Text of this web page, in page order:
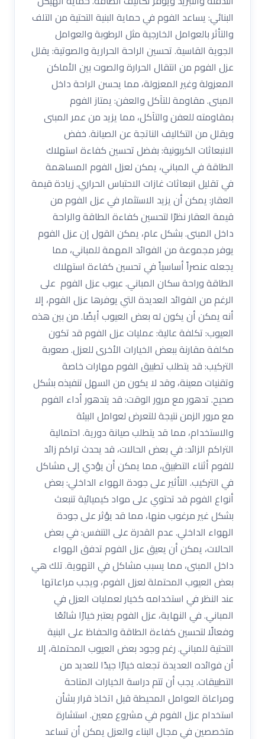
البنائي: يساعد الفوم في حماية البنية التحتية من التلف
والتأثر بالعوامل الخارجية مثل الرطوبة والعوامل
الجوية القاسية. تحسين الراحة الحرارية والصوتية: يقلل
عزل الفوم من انتقال الحرارة والصوت بين الأماكن
المعزولة وغير المعزولة، مما يحسن الراحة داخل
المبنى. مقاومة للتآكل والعفن: يمتاز الفوم
بمقاومته للعفن والتآكل، مما يزيد من عمر المبنى
ويقلل من التكاليف الناتجة عن الصيانة. خفض
الانبعاثات الكربونية: بفضل تحسين كفاءة استهلاك
الطاقة في المباني، يمكن لعزل الفوم المساهمة
في تقليل انبعاثات غازات الاحتباس الحراري. زيادة قيمة
العقار: يمكن أن يزيد الاستثمار في عزل الفوم من
قيمة العقار نظرًا لتحسين كفاءة الطاقة والراحة
داخل المبنى. بشكل عام، يمكن القول إن عزل الفوم
يوفر مجموعة من الفوائد المهمة للمباني، مما
يجعله عنصراً أساسياً في تحسين كفاءة استهلاك
الطاقة وراحة سكان المباني. عيوب عزل الفوم على
الرغم من الفوائد العديدة التي يوفرها عزل الفوم، إلا
أنه يمكن أن يكون له بعض العيوب أيضًا. من بين هذه
العيوب: تكلفة عالية: عمليات عزل الفوم قد تكون
مكلفة مقارنة ببعض الخيارات الأخرى للعزل. صعوبة
التركيب: قد يتطلب تطبيق الفوم مهارات خاصة
وتقنيات معينة، وقد لا يكون من السهل تنفيذه بشكل
صحيح. تدهور مع مرور الوقت: قد يتدهور أداء الفوم
مع مرور الزمن نتيجة للتعرض لعوامل البيئة
والاستخدام، مما قد يتطلب صيانة دورية. احتمالية
التراكم الزائد: في بعض الحالات، قد يحدث تراكم زائد
للفوم أثناء التطبيق، مما يمكن أن يؤدي إلى مشاكل
في التركيب. التأثير على جودة الهواء الداخلي: بعض
أنواع الفوم قد تحتوي على مواد كيميائية تنبعث
بشكل غير مرغوب منها، مما قد يؤثر على جودة
الهواء الداخلي. عدم القدرة على التنفس: في بعض
الحالات، يمكن أن يعيق عزل الفوم تدفق الهواء
داخل المبنى، مما يسبب مشاكل في التهوية. تلك هي
بعض العيوب المحتملة لعزل الفوم، ويجب مراعاتها
عند النظر في استخدامه كخيار لعمليات العزل في
المباني. في النهاية، عزل الفوم يعتبر خيارًا شائعًا
وفعالًا لتحسين كفاءة الطاقة والحفاظ على البنية
التحتية للمباني. رغم وجود بعض العيوب المحتملة، إلا
أن فوائده العديدة تجعله خيارًا جيدًا للعديد من
التطبيقات. يجب أن تتم دراسة الخيارات المتاحة
ومراعاة العوامل المحيطة قبل اتخاذ قرار بشأن
استخدام عزل الفوم في مشروع معين. استشارة
متخصصين في مجال البناء والعزل يمكن أن تساعد